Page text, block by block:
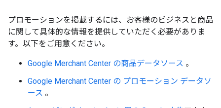
プロモーションを掲載するには、お客様のビジネスと商品
に関して具体的な情報を提供していただく必要がありま
す。以下をご用意ください。
Google Merchant Center の商品データソース 。
Google Merchant Center の プロモーション データソ
ース 。